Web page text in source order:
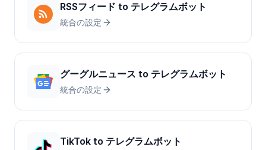
RSSフィード to テレグラムボット
統合の設定
グーグルニュース to テレグラムボット
統合の設定
TikTok to テレグラムボット